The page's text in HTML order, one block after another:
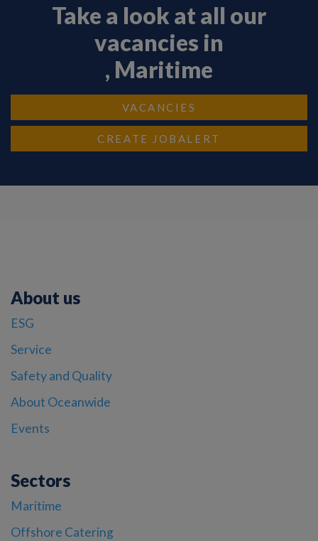
Take a look at all our
vacancies in
, Maritime
VACANCIES
CREATE JOBALERT
About us
ESG
Service
Safety and Quality
About Oceanwide
Events
Sectors
Maritime
Offshore Catering